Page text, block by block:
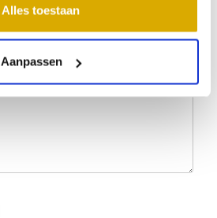
Alles toestaan
Aanpassen